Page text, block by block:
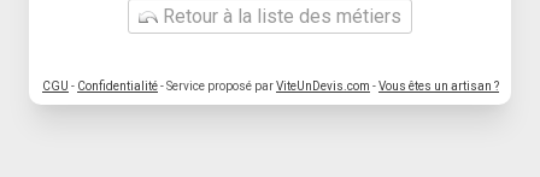
Retour à la liste des métiers
CGU - Confidentialité- Service proposé parViteUnDevis.com -Vous êtes un artisan ?